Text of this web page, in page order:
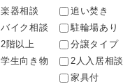
楽器相談
追い焚き
バイク相談
駐輪場あり
2階以上
分譲タイプ
学生向き物
2人入居相談
家具付